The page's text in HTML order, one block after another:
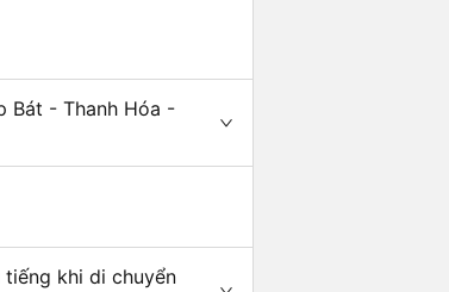
Bát - Thanh Hóa -
tiếng khi di chuyển